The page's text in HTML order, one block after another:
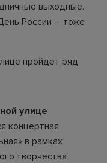
выходные.
России – тоже
пройдет ряд
улице
концертная
в рамках
творчества